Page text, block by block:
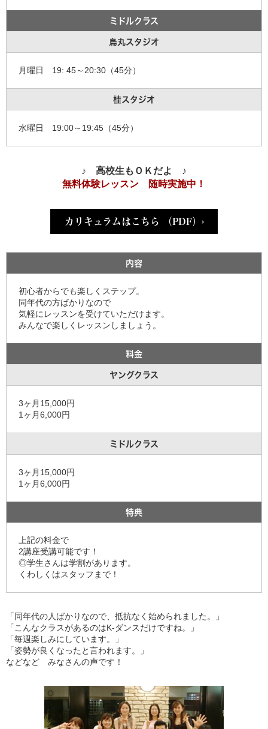
ミドルクラス
烏丸スタジオ
月曜日 19: 45～20:30（45分）
桂スタジオ
水曜日 19:00～19:45（45分）
♪ 高校生もＯＫだよ ♪
無料体験レッスン 随時実施中！
カリキュラムはこちら （PDF）›
内容
初心者からでも楽しくステップ。
同年代の方ばかりなので
気軽にレッスンを受けていただけます。
みんなで楽しくレッスンしましょう。
料金
ヤングクラス
3ヶ月15,000円
1ヶ月6,000円
ミドルクラス
3ヶ月15,000円
1ヶ月6,000円
特典
上記の料金で
2講座受講可能です！
◎学生さんは学割があります。
くわしくはスタッフまで！
「同年代の人ばかりなので、抵抗なく始められました。」
「こんなクラスがあるのはK-ダンスだけですね。」
「毎週楽しみにしています。」
「姿勢が良くなったと言われます。」
などなど みなさんの声です！